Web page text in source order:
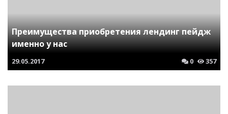
Преимущества приобретения лендинг пейдж
именно у нас
29.05.2017 0 357